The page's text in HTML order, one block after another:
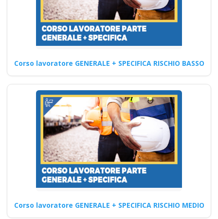
Riconoscimento
della formazione con
nuovo Accordo 2025
apri paprire un
centro di formazione
ente scuola
bilaterale
associazione
Formazione obbligatoria: best
practices e compliance per il
datore di lavoro Corso…
Continua
Corso lavoratore GENERALE + SPECIFICA RISCHIO BASSO
Corso lavoratore GENERALE + SPECIFICA RISCHIO MEDIO